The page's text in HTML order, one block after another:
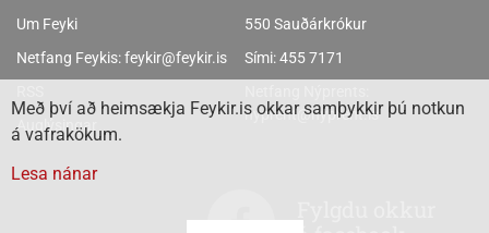
Um Feyki
Netfang Feykis:feykir@feykir.is
Auglýsingar
550 Sauðárkrókur
Sími:455 7171
nyprent@nyprent.is
Með því að heimsækja Feykir.is okkar samþykkir þú notkun
á vafrakökum.
Lesa nánar